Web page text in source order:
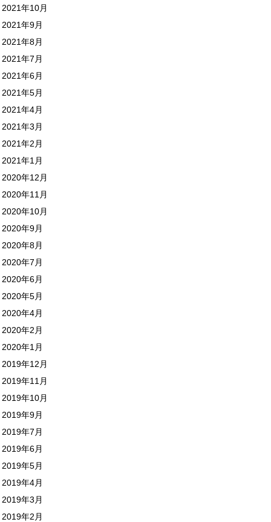
2021年10月
2021年9月
2021年8月
2021年7月
2021年6月
2021年5月
2021年4月
2021年3月
2021年2月
2021年1月
2020年12月
2020年11月
2020年10月
2020年9月
2020年8月
2020年7月
2020年6月
2020年5月
2020年4月
2020年2月
2020年1月
2019年12月
2019年11月
2019年10月
2019年9月
2019年7月
2019年6月
2019年5月
2019年4月
2019年3月
2019年2月